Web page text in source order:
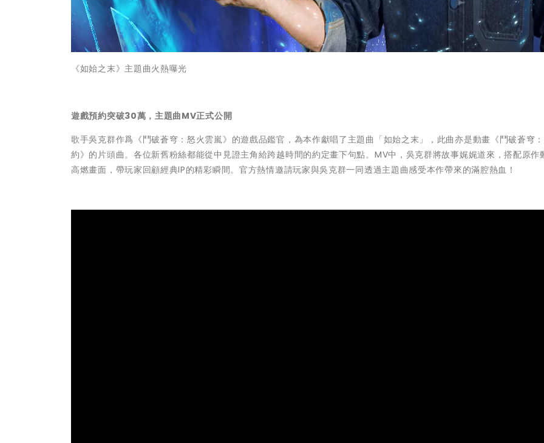
《如始之末》主題曲火熱曝光
遊戲預約突破30萬，主題曲MV正式公開
歌手吳克群作爲《鬥破蒼穹：怒火雲嵐》的遊戲品鑑官，為本作獻唱了主題曲「如始之末」，此曲亦是動畫《鬥破蒼穹
約》的片頭曲。各位新舊粉絲都能從中見證主角給跨越時間的約定畫下句點。MV中，吳克群將故事娓娓道來，搭配原作
高燃畫面，帶玩家回顧經典IP的精彩瞬間。官方熱情邀請玩家與吳克群一同透過主題曲感受本作帶來的滿腔熱血！